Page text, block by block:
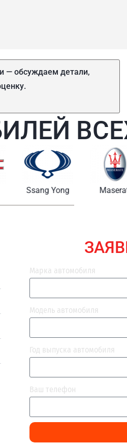
— обсуждаем детали,
Ssang Yong
Марка автомобиля
Модель автомобиля
Год выпуска автомобиля
Ваш телефон